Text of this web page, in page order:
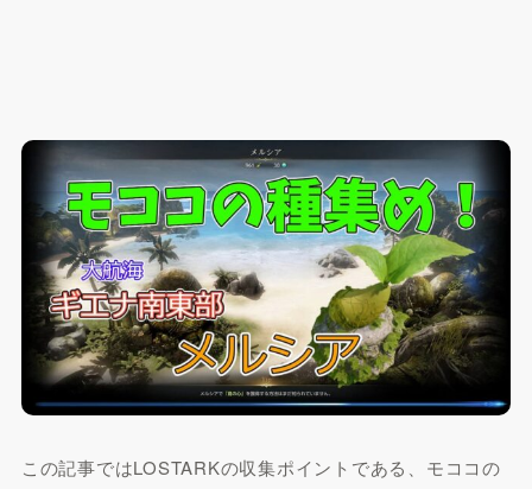
この記事ではLOSTARKの収集ポイントである、モココの